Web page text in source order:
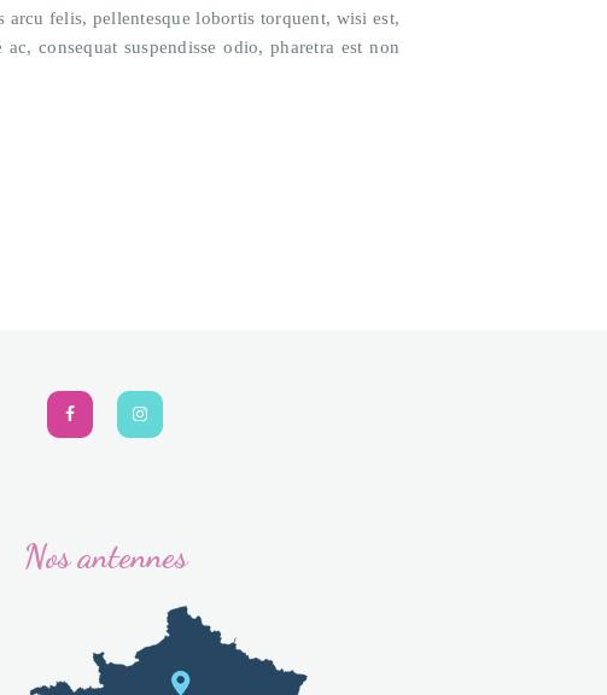
felis, pellentesque lobortis torquent, wisi est,
consequat suspendisse odio, pharetra est non
Nos antennes